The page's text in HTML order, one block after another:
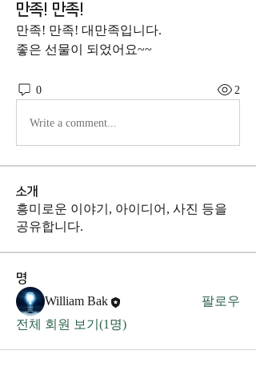
만족! 만족!
만족! 만족! 대만족입니다.
좋은 선물이 되었어요~~
0 2
Write a comment...
소개
흥미로운 이야기, 아이디어, 사진 등을
공유합니다.
명
William Bak
팔로우
전체 회원 보기(1명)